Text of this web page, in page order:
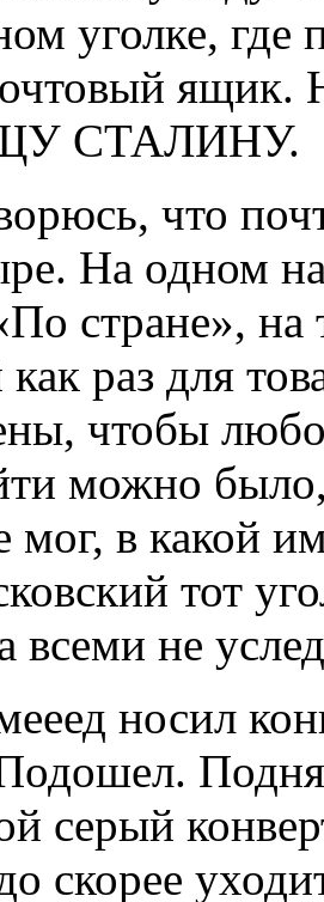
уголке, где
ящик.
СТАЛИНУ.
что
На одном
стране»,
как раз для
чтобы
можно
мог, в какой
тот
всеми не
носил
серый
скорее